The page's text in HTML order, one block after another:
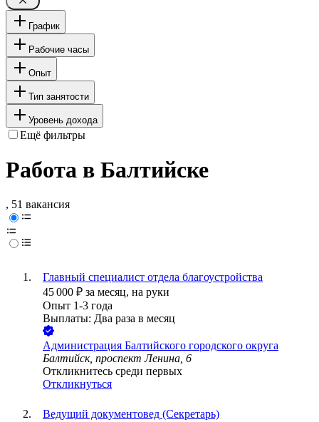
График
Рабочие часы
Опыт
Тип занятости
Уровень дохода
Ещё фильтры
Работа в Балтийске
, 51 вакансия
Главный специалист отдела благоустройства
45 000 ₽ за месяц, на руки
Опыт 1-3 года
Выплаты: Два раза в месяц
Администрация Балтийского городского округа
Балтийск, проспект Ленина, 6
Откликнитесь среди первых
Откликнуться
Ведущий документовед (Секретарь)